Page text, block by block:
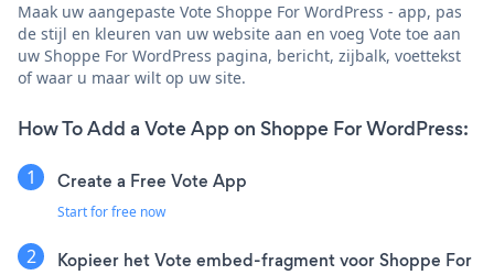
Maak uw aangepaste Vote Shoppe For WordPress - app, pas
de stijl en kleuren van uw website aan en voeg Vote toe aan
uw Shoppe For WordPress pagina, bericht, zijbalk, voettekst
of waar u maar wilt op uw site.
How To Add a Vote App on Shoppe For WordPress:
Create a Free Vote App
Start for free now
Kopieer het Vote embed-fragment voor Shoppe For